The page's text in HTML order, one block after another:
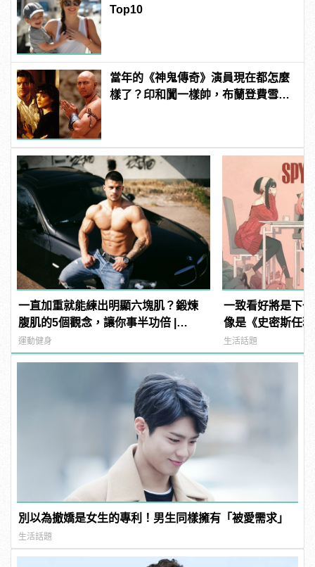
Top10
當年的《神鬼傳奇》演員現在都怎麼
樣了？印和闐一樣帥，布蘭登費雪大
一直加重就能練出明顯六塊肌？鍛煉
腹肌的5個觀念，讓你事半功倍 |
manfashion這樣變型男
運動健身
一致看好將是下
像是《史密斯任
《SPY×FAMILY
生活話題
別以為撤嬌是女生的專利！男生同樣擁有「被愛需求」
生活話題